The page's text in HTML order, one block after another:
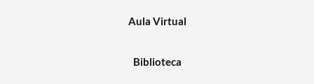
Aula Virtual
Biblioteca